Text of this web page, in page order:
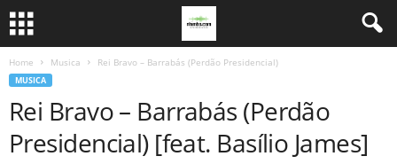
Home Musica Rei Bravo – Barrabás (Perdão Presidencial)
MUSICA
Rei Bravo – Barrabás (Perdão
Presidencial) [feat. Basílio James]